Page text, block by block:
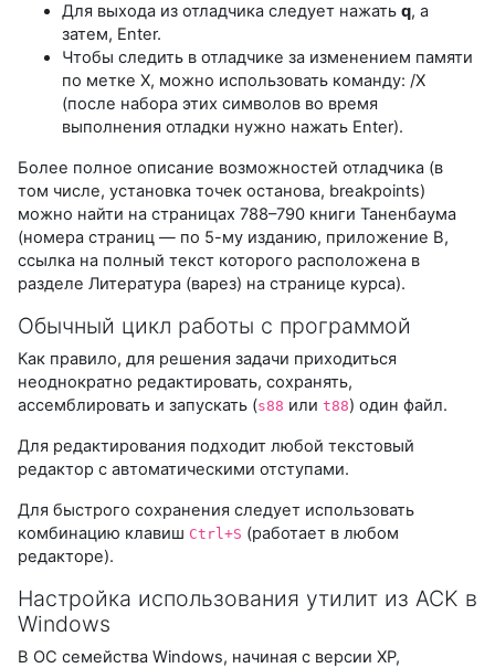
Для выхода из отладчика следует нажать q, а
затем, Enter.
Чтобы следить в отладчике за изменением памяти
по метке X, можно использовать команду: /X
(после набора этих символов во время
выполнения отладки нужно нажать Enter).
Более полное описание возможностей отладчика (в
том числе, установка точек останова, breakpoints)
можно найти на страницах 788–790 книги Таненбаума
(номера страниц — по 5-му изданию, приложение В,
ссылка на полный текст которого расположена в
разделе Литература (варез) на странице курса).
Обычный цикл работы с программой
Как правило, для решения задачи приходиться
неоднократно редактировать, сохранять,
ассемблировать и запускать (s88 или t88) один файл.
Для редактирования подходит любой текстовый
редактор с автоматическими отступами.
Для быстрого сохранения следует использовать
комбинацию клавиш Ctrl+S (работает в любом
редакторе).
Настройка использования утилит из ACK в
Windows
В ОС семейства Windows, начиная с версии XP,